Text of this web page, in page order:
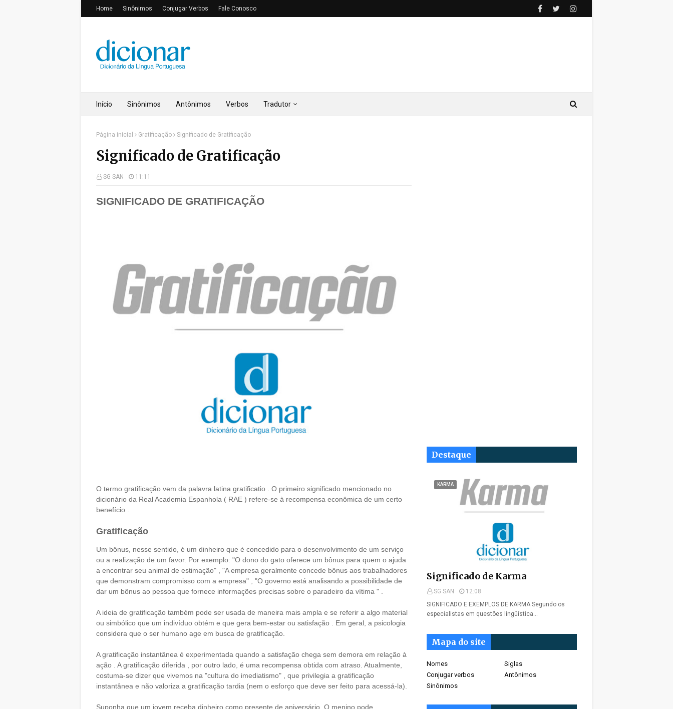
Home Sinônimos Conjugar Verbos Fale Conosco
Início Sinônimos Antônimos Verbos Tradutor
Página inicial Gratificação Significado de Gratificação
Significado de Gratificação
SG SAN 11:11
SIGNIFICADO DE GRATIFICAÇÃO
O termo gratificação vem da palavra latina gratificatio . O primeiro significado mencionado no
dicionário da Real Academia Espanhola ( RAE ) refere-se à recompensa econômica de um certo
benefício .
Gratificação
Um bônus, nesse sentido, é um dinheiro que é concedido para o desenvolvimento de um serviço
ou a realização de um favor. Por exemplo: "O dono do gato oferece um bônus para quem o ajuda
a encontrar seu animal de estimação" , "A empresa geralmente concede bônus aos trabalhadores
que demonstram compromisso com a empresa" , "O governo está analisando a possibilidade de
dar um bônus ao pessoa que fornece informações precisas sobre o paradeiro da vítima " .
A ideia de gratificação também pode ser usada de maneira mais ampla e se referir a algo material
ou simbólico que um indivíduo obtém e que gera bem-estar ou satisfação . Em geral, a psicologia
considera que o ser humano age em busca de gratificação.
A gratificação instantânea é experimentada quando a satisfação chega sem demora em relação à
ação . A gratificação diferida , por outro lado, é uma recompensa obtida com atraso. Atualmente,
costuma-se dizer que vivemos na "cultura do imediatismo" , que privilegia a gratificação
instantânea e não valoriza a gratificação tardia (nem o esforço que deve ser feito para acessá-la).
Suponha que um jovem receba dinheiro como presente de aniversário. O menino pode
Destaque
KARMA
Significado de Karma
SG SAN
12:08
SIGNIFICADO E EXEMPLOS DE KARMA Segundo os
especialistas em questões lingüística…
Mapa do site
Nomes
Siglas
Conjugar verbos
Antônimos
Sinônimos